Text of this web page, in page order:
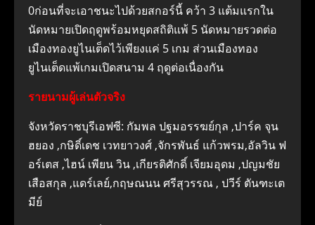
0ก่อนที่จะเอาชนะไปด้วยสกอร์นี้ คว้า 3 แต้มแรกใน
นัดหมายเปิดฤดูพร้อมหยุดสถิติแพ้ 5 นัดหมายรวดต่อ
เมืองทองยูไนเต็ดไว้เพียงแค่ 5 เกม ส่วนเมืองทอง
ยูไนเต็ดแพ้เกมเปิดสนาม 4 ฤดูต่อเนื่องกัน
รายนามผู้เล่นตัวจริง
จังหวัดราชบุรีเอฟซี: กัมพล ปฐมอรรฆย์กุล ,ปาร์ค จุน
ฮยอง ,กษิดิ์เดช เวทยาวงศ์ ,จักรพันธ์ แก้วพรม,อัลวิน ฟ
อร์เตส ,ไฮน์ เพียน วิน ,เกียรติศักดิ์ เจียมอุดม ,ปญมชัย
เสือสกุล ,แดร์เลย์,กฤษณนน ศรีสุวรรณ , ปวีร์ ตันฑะเต
มีย์